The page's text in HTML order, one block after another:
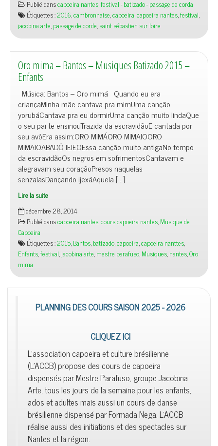
Publié danscapoeira nantes,festival - batizado - passage de corda
Étiquettes :2016,cambronnaise,capoeira,capoeira nantes,festival,
jacobina arte,passage de corde,saint sébastien sur loire
Oro mima – Bantos – Musiques Batizado 2015 –
Enfants
Música: Bantos – Oro mimá Quando eu era
criançaMinha mãe cantava pra mimUma canção
yorubáCantava pra eu dormirUma canção muito lindaQue
o seu pai te ensinouTrazida da escravidãoE cantada por
seu avôEra assim:ORO MIMÁORO MIMAIOORO
MIMAIOABADÔ IEIEOEssa canção muito antigaNo tempo
da escravidãoOs negros em sofrimentosCantavam e
alegravam seu coraçãoPresos naquelas
senzalasDançando ijexáAquela […]
Lire la suite
décembre 28, 2014
Publié danscapoeira nantes,cours capoeira nantes,Musique de
Capoeira
Étiquettes :2015,Bantos,batizado,capoeira,capoeira nanttes,
Enfants,festival,jacobina arte,mestre parafuso,Musiques,nantes,Oro
mima
PLANNING DES COURS SAISON 2025 - 2026
CLIQUEZ ICI
L'association capoeira et culture brésilienne
(L'ACCB) propose des cours de capoeira
dispensés par Mestre Parafuso, groupe Jacobina
Arte, tous les jours de la semaine pour les enfants,
ados et adultes mais aussi un cours de danse
brésilienne dispensé par Formada Nega. L'ACCB
réalise aussi des initiations et des spectacles sur
Nantes et la région.